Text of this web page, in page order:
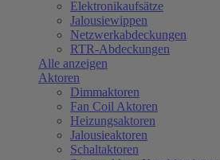
Elektronikaufsätze
Jalousiewippen
Netzwerkabdeckungen
RTR-Abdeckungen
Alle anzeigen
Aktoren
Dimmaktoren
Fan Coil Aktoren
Heizungsaktoren
Jalousieaktoren
Schaltaktoren